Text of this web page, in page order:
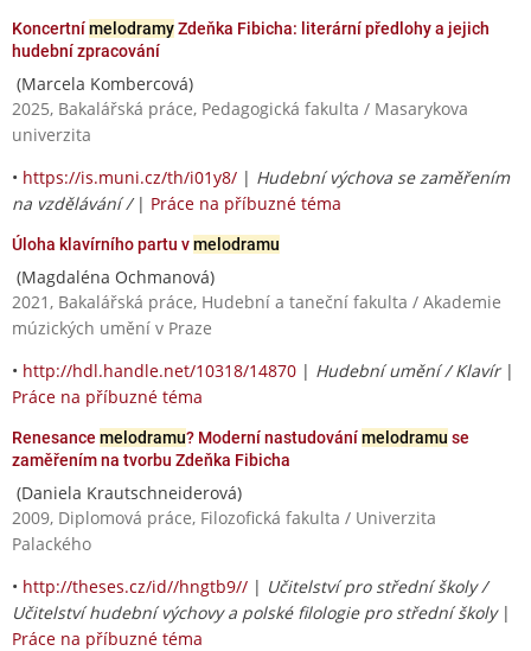
KoncertnímelodramyZdeňka Fibicha: literární předlohy a jejich
hudební zpracování
(Marcela Kombercová)
2025, Bakalářská práce, Pedagogická fakulta / Masarykova
univerzita
• https://is.muni.cz/th/i01y8/ | Hudební výchova se zaměřením
na vzdělávání / | Práce na příbuzné téma
Úloha klavírního partu vmelodramu
(Magdaléna Ochmanová)
2021, Bakalářská práce, Hudební a taneční fakulta / Akademie
múzických umění v Praze
• http://hdl.handle.net/10318/14870 | Hudební umění / Klavír|
Práce na příbuzné téma
Renesance melodramu? Moderní nastudovánímelodramu se
zaměřením na tvorbu Zdeňka Fibicha
(Daniela Krautschneiderová)
2009, Diplomová práce, Filozofická fakulta / Univerzita
Palackého
• http://theses.cz/id//hngtb9// | Učitelství pro střední školy /
Učitelství hudební výchovy a polské filologie pro střední školy|
Práce na příbuzné téma